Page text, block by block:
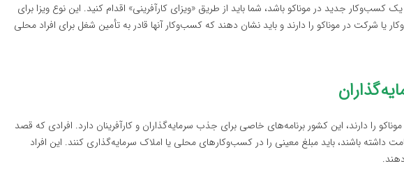
جدید در موناکو باشد، شما باید از طریق «ویزای کارآفرینی» اقدام کنید. این نوع ویزا برای
یا شرکت در موناکو را دارند و باید نشان دهند که کسب‌وکار آنها قادر به تأمین شغل برای افراد محلی
را دارند، این کشور برنامه‌های خاصی برای جذب سرمایه‌گذاران و کارآفرینان دارد. افرادی که قصد
داشته باشند، باید مبلغ معینی را در کسب‌وکارهای محلی یا املاک سرمایه‌گذاری کنند. این افراد